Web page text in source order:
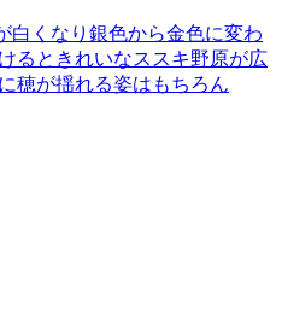
白くなり銀色から金色に変わ
るときれいなススキ野原が広
穂が揺れる姿はもちろん